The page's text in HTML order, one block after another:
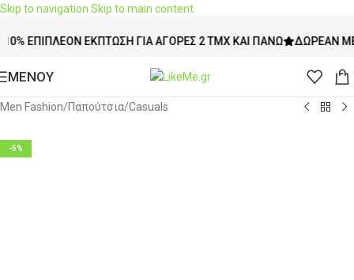
Skip to navigation Skip to main content
ΈΚΠΤΩΣΗ ΓΙΑ ΑΓΟΡΈΣ 2 ΤΜΧ ΚΑΙ ΠΆΝΩ ΔΩΡΕΆΝ
ΜΕΝΟΥ
Men Fashion/Παπούτσια/Casuals
-5%